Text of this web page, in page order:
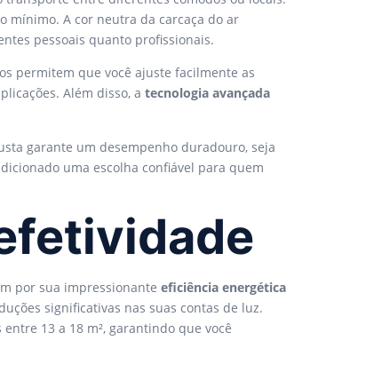
mínimo. A cor neutra da carcaça do ar
pessoais quanto profissionais.
permitem que você ajuste facilmente as
Além disso, a tecnologia avançada
garante um desempenho duradouro, seja
uma escolha confiável para quem
por sua impressionante eficiência energética
significativas nas suas contas de luz.
13 a 18 m², garantindo que você